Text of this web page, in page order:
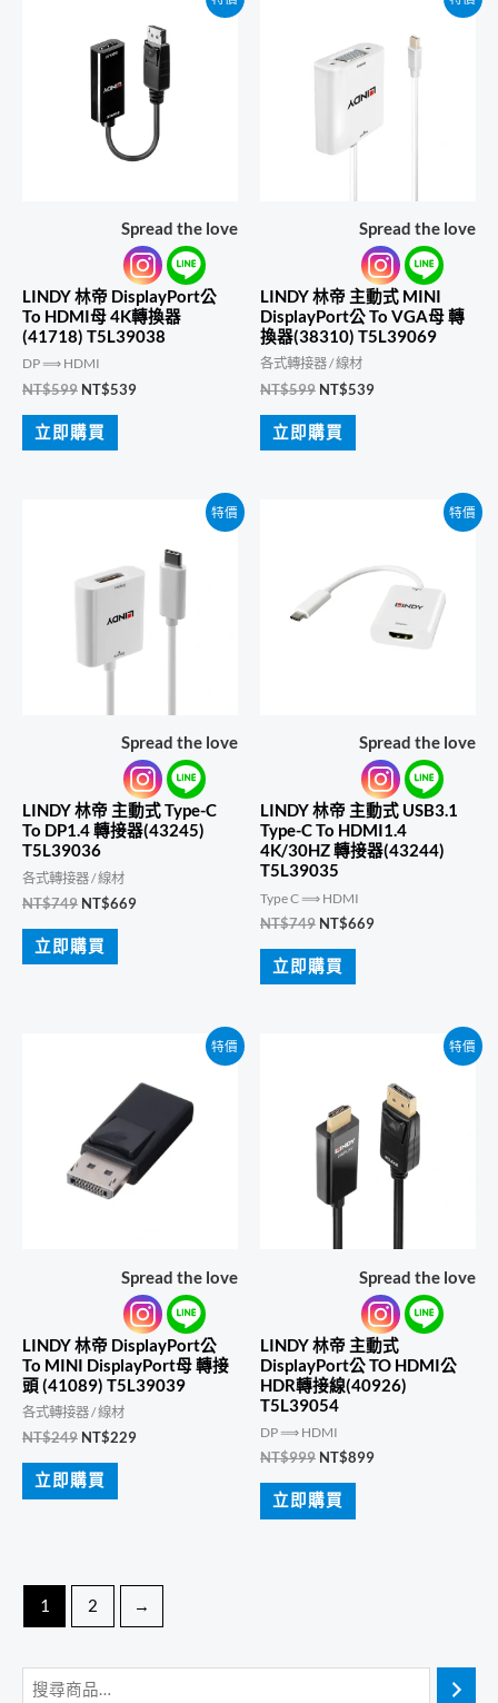
Spread the love
LINDY 林帝 DisplayPort公
To HDMI母 4K轉換器
(41718) T5L39038
DP ⟹ HDMI
NT$599 原
價
格：
NT$539目
立即購買
Spread the love
LINDY 林帝 主動式 MINI
DisplayPort公 To VGA母 轉
換器(38310) T5L39069
各式轉接器 / 線材
NT$599 原
價
格：
NT$539目
立即購買
特價
Spread the love
LINDY 林帝 主動式 Type-C
To DP1.4 轉接器(43245)
T5L39036
各式轉接器 / 線材
NT$749 原
價
格：
NT$669目
立即購買
特價
Spread the love
LINDY 林帝 主動式 USB3.1
Type-C To HDMI1.4
4K/30HZ 轉接器(43244)
T5L39035
Type C ⟹ HDMI
NT$749 原
價
格：
NT$669目
立即購買
特價
Spread the love
LINDY 林帝 DisplayPort公
To MINI DisplayPort母 轉接
頭 (41089) T5L39039
各式轉接器 / 線材
NT$249 原
價
格：
NT$229目
立即購買
特價
Spread the love
LINDY 林帝 主動式
DisplayPort公 TO HDMI公
HDR轉接線(40926)
T5L39054
DP ⟹ HDMI
NT$999 原
價
格：
NT$899目
立即購買
1 2 →